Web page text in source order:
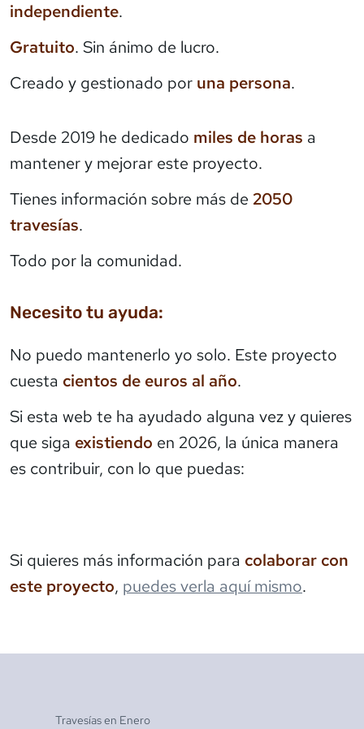
independiente.
Gratuito. Sin ánimo de lucro.
Creado y gestionado por una persona.
Desde 2019 he dedicado miles de horas a
mantener y mejorar este proyecto.
Tienes información sobre más de 2050
travesías.
Todo por la comunidad.
Necesito tu ayuda:
No puedo mantenerlo yo solo. Este proyecto
cuesta cientos de euros al año.
Si esta web te ha ayudado alguna vez y quieres
que siga existiendo en 2026, la única manera
es contribuir, con lo que puedas:
Si quieres más información para colaborar con
este proyecto, puedes verla aquí mismo.
Travesías en Enero